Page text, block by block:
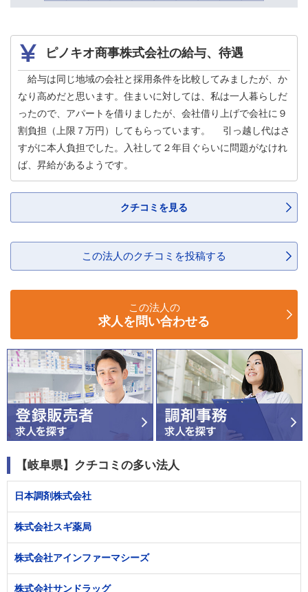
ピノキオ商事株式会社の給与、待遇
給与は同じ地域の会社と採用条件を比較してみましたが、か
なり高めだと思います。住まいに対しては、私は一人暮らしだ
ったので、アパートを借りましたが、会社借り上げで会社に９
割負担（上限７万円）してもらっています。 引っ越し代はさ
すがに本人負担でした。入社して２年目ぐらいに問題がなけれ
ば、昇給があるようです。
クチコミを見る
この法人のクチコミを投稿する
この法人の
求人を問い合わせる
【岐阜県】クチコミの多い法人
日本調剤株式会社
株式会社スギ薬局
株式会社アインファーマシーズ
株式会社サンドラッグ